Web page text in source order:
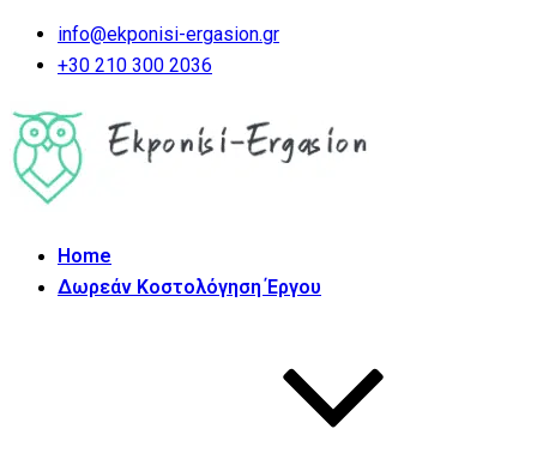
info@ekponisi-ergasion.gr
+30 210 300 2036
Home
Δωρεάν Κοστολόγηση Έργου